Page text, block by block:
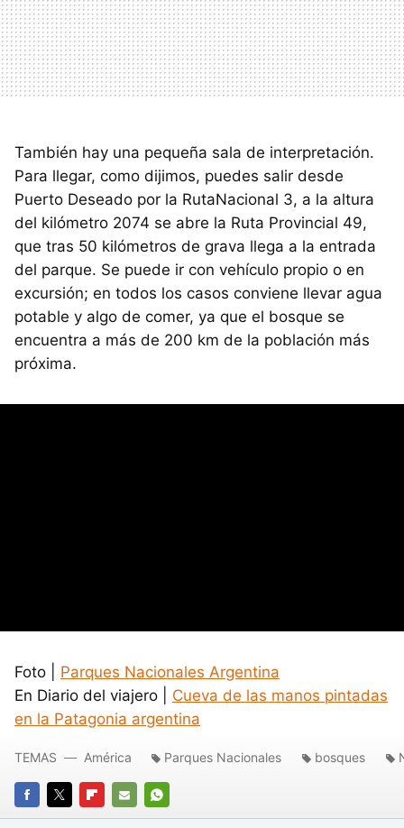
También hay una pequeña sala de interpretación.
Para llegar, como dijimos, puedes salir desde
Puerto Deseado por la RutaNacional 3, a la altura
del kilómetro 2074 se abre la Ruta Provincial 49,
que tras 50 kilómetros de grava llega a la entrada
del parque. Se puede ir con vehículo propio o en
excursión; en todos los casos conviene llevar agua
potable y algo de comer, ya que el bosque se
encuentra a más de 200 km de la población más
próxima.
Foto | Parques Nacionales Argentina
En Diario del viajero | Cueva de las manos pintadas
en la Patagonia argentina
FACEBOOK
TWITTERFLIPBOARD
E-
WHATSAPP
TEMAS América Parques Nacionales bosques